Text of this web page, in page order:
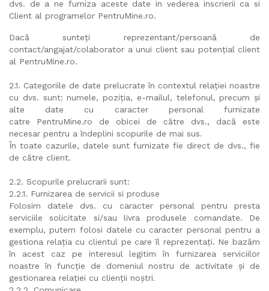
dvs. de a ne furniza aceste date in vederea inscrierii ca si
Client al programelor PentruMine.ro.
Dacă sunteți reprezentant/persoană de
contact/angajat/colaborator a unui client sau potențial client
al PentruMine.ro.
2.1. Categoriile de date prelucrate în contextul relației noastre
cu dvs. sunt: numele, poziția, e-mailul, telefonul, precum și
alte date cu caracter personal furnizate
catre PentruMine.ro de obicei de către dvs., dacă este
necesar pentru a îndeplini scopurile de mai sus.
În toate cazurile, datele sunt furnizate fie direct de dvs., fie
de către client.
2.2. Scopurile prelucrarii sunt:
2.2.1. Furnizarea de servicii si produse
Folosim datele dvs. cu caracter personal pentru presta
serviciile solicitate si/sau livra produsele comandate. De
exemplu, putem folosi datele cu caracter personal pentru a
gestiona relația cu clientul pe care îl reprezentați. Ne bazăm
în acest caz pe interesul legitim în furnizarea serviciilor
noastre în funcție de domeniul nostru de activitate și de
gestionarea relației cu clienții noștri.